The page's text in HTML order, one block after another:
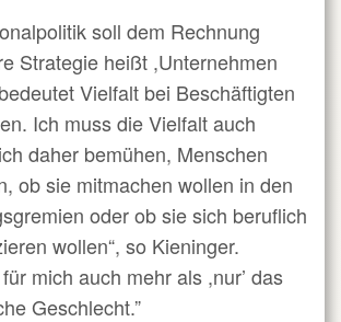
soll dem Rechnung
Strategie heißt ,Unternehmen
Vielfalt bei Beschäftigten
Ich muss die Vielfalt auch
daher bemühen, Menschen
ob sie mitmachen wollen in den
oder ob sie sich beruflich
wollen“, so Kieninger.
mich auch mehr als ,nur’ das
Geschlecht.”